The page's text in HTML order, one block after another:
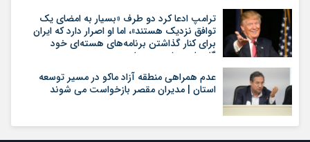
ترامپ ادعا کرد دو طرف «بسیار به امضای یک
توافق نزدیک هستند»، اما او اصرار دارد که ایران
برای کنار گذاشتن برنامه‌های هسته‌ای خود
گام‌های بیشتری بردارد
عدم همراهی منطقه آزاد ماکو در مسیر توسعه
استان | مدیران مقصر بازخواست می شوند